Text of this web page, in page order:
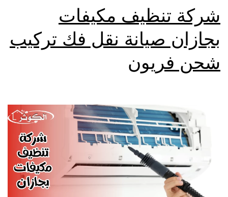
شركة تنظيف مكيفات
بجازان صيانة نقل فك تركيب
شحن فريون